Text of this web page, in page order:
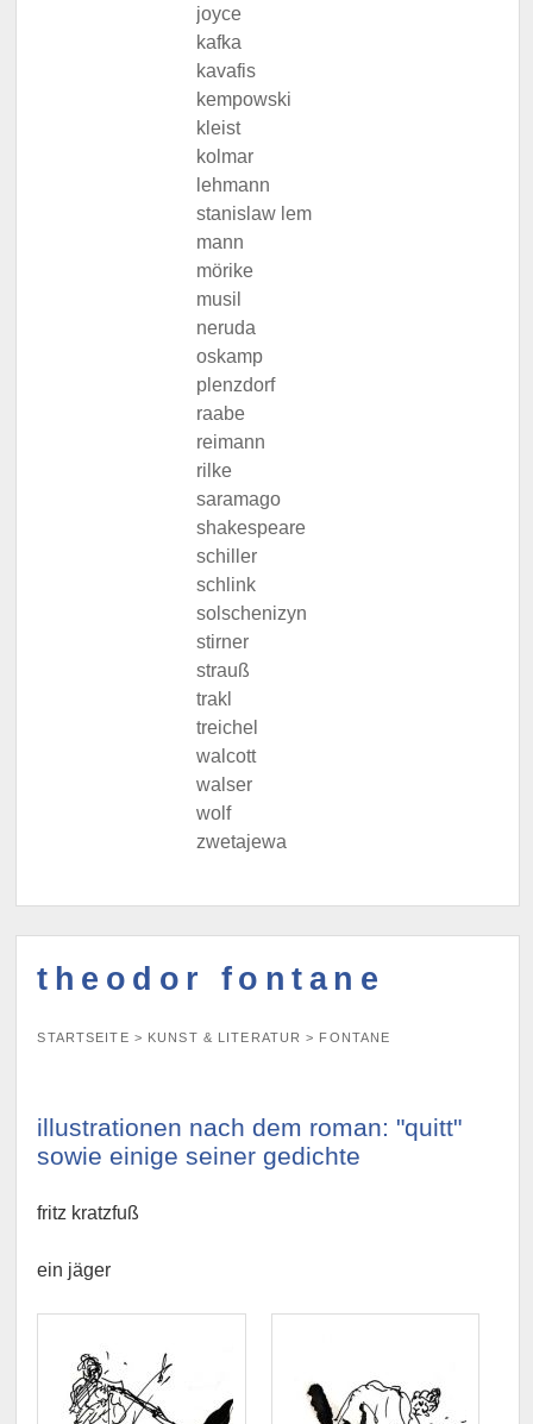
joyce
kafka
kavafis
kempowski
kleist
kolmar
lehmann
stanislaw lem
mann
mörike
musil
neruda
oskamp
plenzdorf
raabe
reimann
rilke
saramago
shakespeare
schiller
schlink
solschenizyn
stirner
strauß
trakl
treichel
walcott
walser
wolf
zwetajewa
theodor fontane
STARTSEITE > KUNST & LITERATUR > FONTANE
illustrationen nach dem roman: "quitt"
sowie einige seiner gedichte
fritz kratzfuß
ein jäger